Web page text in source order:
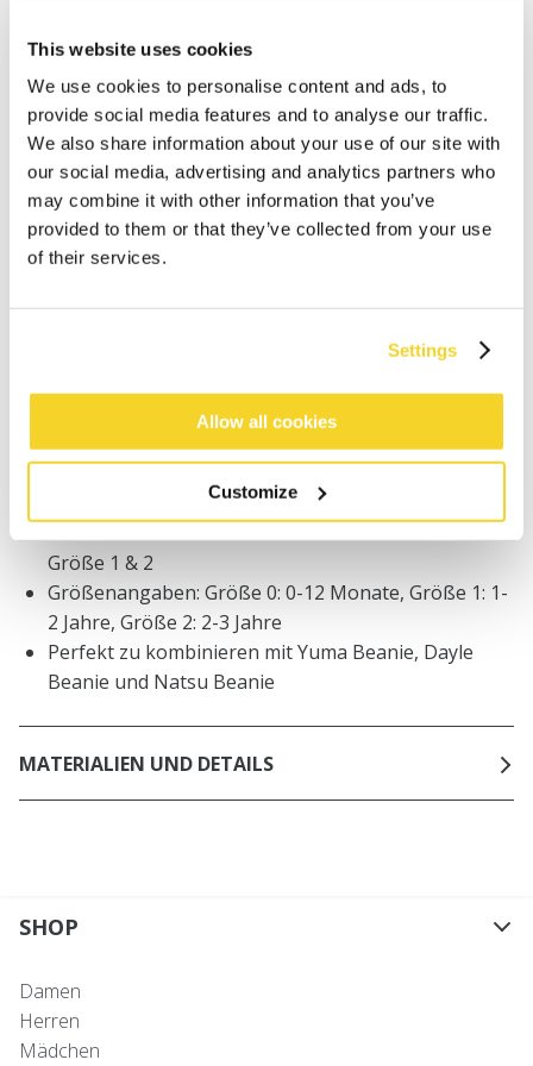
This website uses cookies
We use cookies to personalise content and ads, to
provide social media features and to analyse our traffic.
We also share information about your use of our site with
our social media, advertising and analytics partners who
may combine it with other information that you’ve
provided to them or that they’ve collected from your use
of their services.
Settings
Allow all cookies
Customize
IN DEN WARENKORB
Bestellungen, die vor 12 Uhr MEZ (Montag bis
Freitag) bei uns eingehen, werden noch am selben
Tag versandt
Kostenlose Lieferung für Bestellungen über 50€
innerhalb Deutschland
30 Tage Rückgaberecht
Fäustlinge für Babys
Warmer Strick und weicher Griff
Inklusive Daumen und Dont lose m Kordel für
Größe 1 & 2
Größenangaben: Größe 0: 0-12 Monate, Größe 1: 1-
2 Jahre, Größe 2: 2-3 Jahre
Perfekt zu kombinieren mit Yuma Beanie, Dayle
Beanie und Natsu Beanie
MATERIALIEN UND DETAILS
SHOP
Damen
Herren
Mädchen